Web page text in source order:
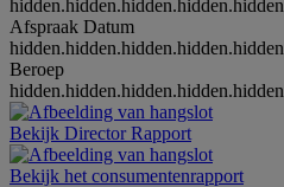
hidden.hidden.hidden.hidden.hidden
Afspraak Datum
hidden.hidden.hidden.hidden.hidden
Beroep
hidden.hidden.hidden.hidden.hidden
Bekijk Director Rapport
Bekijk het consumentenrapport